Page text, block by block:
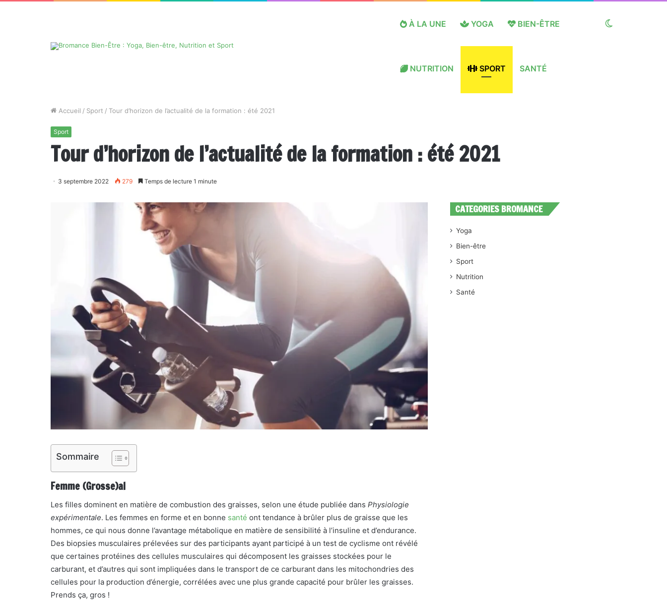
À LA UNE YOGA BIEN-ÊTRE
NUTRITION SPORT SANTÉ
Accueil / Sport / Tour d’horizon de l’actualité de la formation : été 2021
Sport
Tour d’horizon de l’actualité de la formation : été 2021
3 septembre 2022 279 Temps de lecture 1 minute
Sommaire
Femme (Grosse)al
Les filles dominent en matière de combustion des graisses, selon une étude publiée dans Physiologie
expérimentale. Les femmes en forme et en bonne santé ont tendance à brûler plus de graisse que les
hommes, ce qui nous donne l’avantage métabolique en matière de sensibilité à l’insuline et d’endurance.
Des biopsies musculaires prélevées sur des participants ayant participé à un test de cyclisme ont révélé
que certaines protéines des cellules musculaires qui décomposent les graisses stockées pour le
carburant, et d’autres qui sont impliquées dans le transport de ce carburant dans les mitochondries des
cellules pour la production d’énergie, corrélées avec une plus grande capacité pour brûler les graisses.
Prends ça, gros !
CATEGORIES BROMANCE
Yoga
Bien-être
Sport
Nutrition
Santé